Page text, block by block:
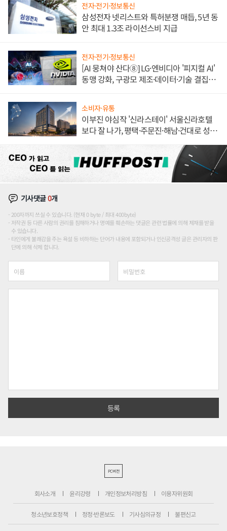
전자·전기·정보통신
삼성전자 넷리스트와 특허분쟁 매듭, 5년 동
안 최대 1.3조 라이선스비 지급
전자·전기·정보통신
[AI 뭉쳐야 산다⑧] LG·엔비디아 '피지컬 AI'
동맹 강화, 구광모 제조·데이터·기술 결집
소비자·유통
이부진 야심작 '신라스테이' 서울신라호텔
보다 잘 나가, 평택·주문진·해남·건대로 성
기사댓글0개
200자까지 쓰실 수 있습니다. (현재 0 byte / 최대 400byte)
저작권 등 다른 사람의 권리를 침해하거나 명예를 훼손하는 댓글은 관련 법률에 의해 제재를 받을
수 있습니다.
타인에게 불쾌감을 주는 욕설 등 비하하는 단어가 내용에 포함되거나 인신공격성 글은 관리자의 판
단에 의해 삭제 합니다.
PC버전
회사소개 윤리강령 개인정보처리방침 이용자위원회
청소년보호정책 정정·반론보도 기사심의규정 불편신고